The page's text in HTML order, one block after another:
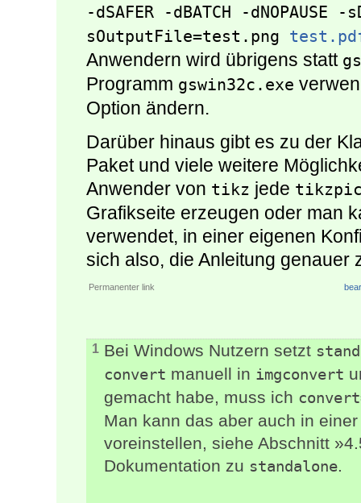
-dSAFER -dBATCH -dNOPAUSE
sOutputFile=test.png
Anwendern wird übrigens statt gs
Programm gswin32c.exe
Option ändern.
Darüber hinaus gibt es zu der
Paket und viele weitere
Anwender von tikz jede
Grafikseite erzeugen oder man
verwendet, in einer eigenen
sich also, die Anleitung genauer
Permanenter link
1 Bei Windows Nutzern setzt
convert manuell in imgconvert
gemacht habe, muss ich
Man kann das aber auch in
voreinstellen, siehe Abschnitt
Dokumentation zu standalone.